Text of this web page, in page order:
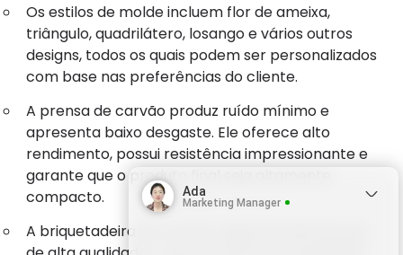
Os estilos de molde incluem flor de ameixa,
triângulo, quadrilátero, losango e vários outros
designs, todos os quais podem ser personalizados
com base nas preferências do cliente.
A prensa de carvão produz ruído mínimo e
apresenta baixo desgaste. Ele oferece alto
rendimento, possui resistência impressionante e
garante que o produto final seja altamente
compacto.
A briquetadeira de carvão vegetal é feita de aço
Ada
Marketing Manager